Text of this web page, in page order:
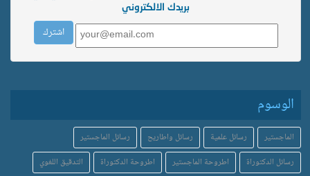
بريدك الالكتروني
الوسوم
الماجستير رسائل علمية رسائل واطاريح
رسائل الماجستير
رسائل الدكتوراة
اطروحة الماجستير اطروحة الدكتوراة التدقيق اللغوي